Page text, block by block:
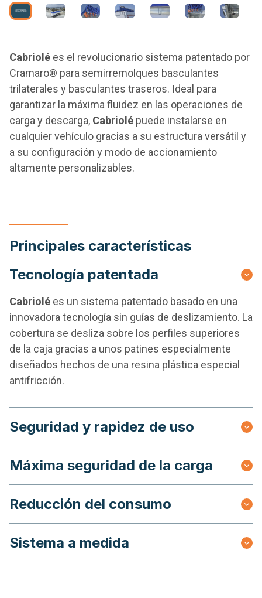
Cabriolé es el revolucionario sistema patentado por
Cramaro® para semirremolques basculantes
trilaterales y basculantes traseros. Ideal para
garantizar la máxima fluidez en las operaciones de
carga y descarga, Cabriolé puede instalarse en
cualquier vehículo gracias a su estructura versátil y
a su configuración y modo de accionamiento
altamente personalizables.
Principales características
Tecnología patentada
Cabriolé es un sistema patentado basado en una
innovadora tecnología sin guías de deslizamiento. La
cobertura se desliza sobre los perfiles superiores
de la caja gracias a unos patines especialmente
diseñados hechos de una resina plástica especial
antifricción.
Seguridad y rapidez de uso
Máxima seguridad de la carga
Reducción del consumo
Sistema a medida